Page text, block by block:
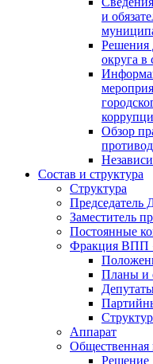
и
Решения
округа в
Обзор
Состав и структура
Структура
Председатель
Заместитель
Постоянные
Фракция ВПП
Планы и
Аппарат